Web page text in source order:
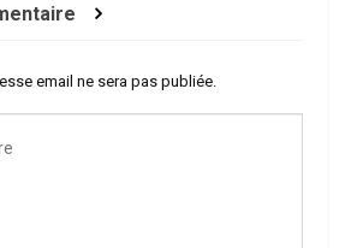
email ne sera pas publiée.